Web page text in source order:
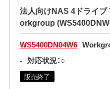
法人向けNAS 4ドライ
orkgroup
WS5400DN04W6
- 対応状況：○
販売終了